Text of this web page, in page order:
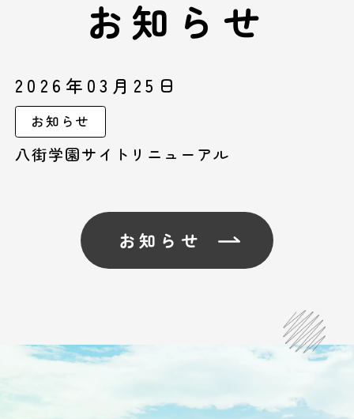
お知らせ
2026年03月25日
お知らせ
八街学園サイトリニューアル
お知らせ